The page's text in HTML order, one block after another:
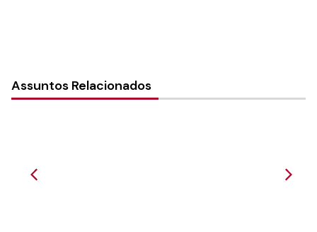
Assuntos Relacionados